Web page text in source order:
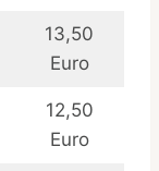
13,50
Euro
12,50
Euro